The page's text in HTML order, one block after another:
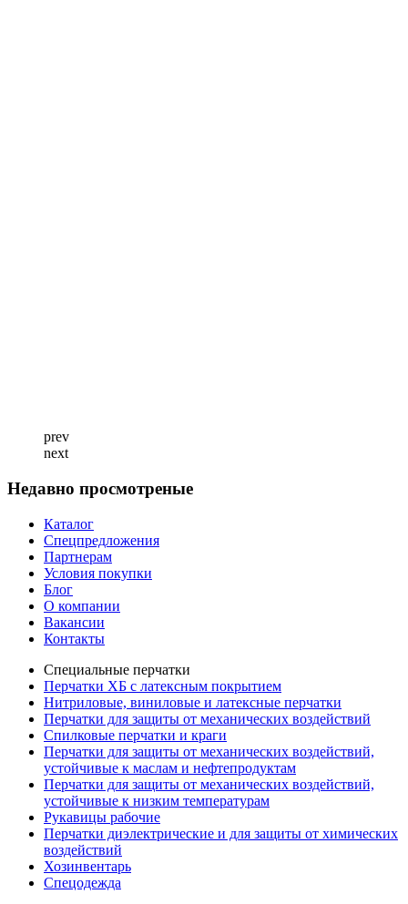
prev
next
Недавно просмотреные
Каталог
Спецпредложения
Партнерам
Условия покупки
Блог
О компании
Вакансии
Контакты
Специальные перчатки
Перчатки ХБ с латексным покрытием
Нитриловые, виниловые и латексные перчатки
Перчатки для защиты от механических воздействий
Cпилковые перчатки и краги
Перчатки для защиты от механических воздействий,
устойчивые к маслам и нефтепродуктам
Перчатки для защиты от механических воздействий,
устойчивые к низким температурам
Рукавицы рабочие
Перчатки диэлектрические и для защиты от химических
воздействий
Хозинвентарь
Спецодежда